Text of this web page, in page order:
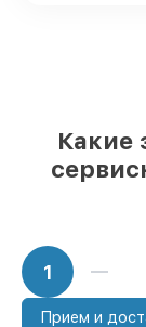
Какие
1
Прием и